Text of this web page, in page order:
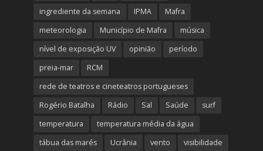
ingrediente da semana
IPMA
Mafra
meteorologia
Município de Mafra
música
nível de exposição UV
opinião
período
preia-mar
RCM
rede de teatros e cineteatros portugueses
Rogério Batalha
Rádio Sal Saúde
surf
temperatura
temperatura média da água
tábua das marés
Ucrânia vento visibilidade